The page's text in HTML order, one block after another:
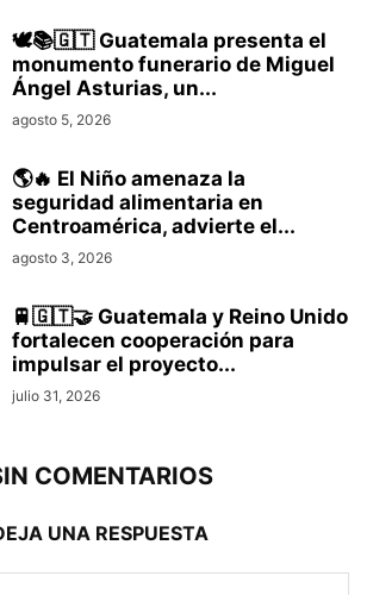
🕊️📚🇬🇹 Guatemala presenta el
monumento funerario de Miguel
Ángel Asturias, un...
agosto 5, 2026
🌎🔥 El Niño amenaza la
seguridad alimentaria en
Centroamérica, advierte el...
agosto 3, 2026
🚆🇬🇹🤝 Guatemala y Reino Unido
fortalecen cooperación para
impulsar el proyecto...
julio 31, 2026
COMENTARIOS
UNA RESPUESTA